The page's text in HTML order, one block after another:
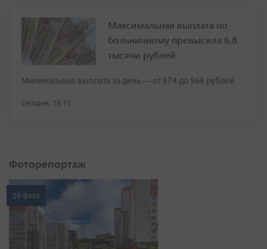
Максимальная выплата по
больничному превысила 6,8
тысячи рублей
Минимальная выплата за день — от 874 до 968 рублей
сегодня, 16:11
Фоторепортаж
20 фото